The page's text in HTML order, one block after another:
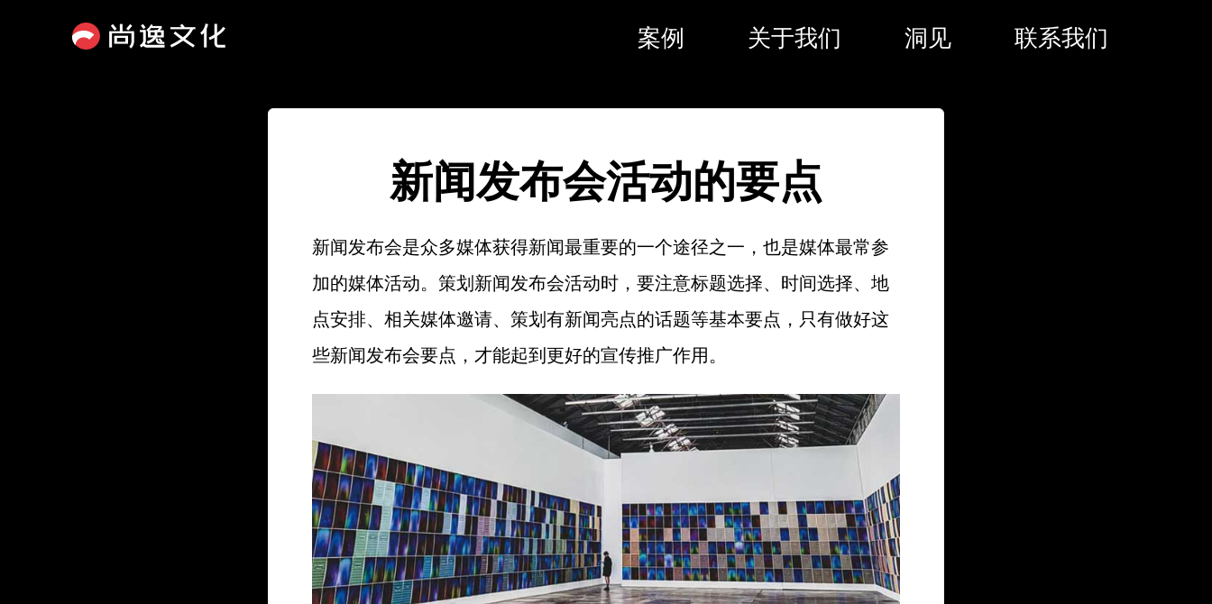
案例 关于我们 洞见 联系我们
新闻发布会活动的要点
新闻发布会是众多媒体获得新闻最重要的一个途径之一，也是媒体最常参
加的媒体活动。策划新闻发布会活动时，要注意标题选择、时间选择、地
点安排、相关媒体邀请、策划有新闻亮点的话题等基本要点，只有做好这
些新闻发布会要点，才能起到更好的宣传推广作用。